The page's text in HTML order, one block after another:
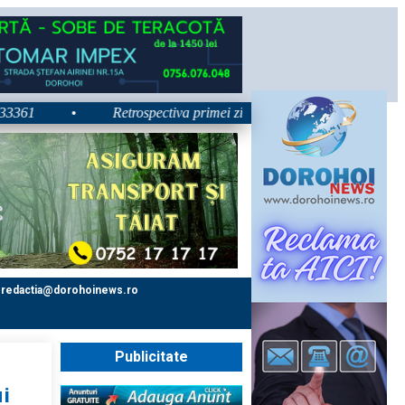
Retrospectiva primei zile la Zilele Nordului 2026:
redactia@dorohoinews.ro
Publicitate